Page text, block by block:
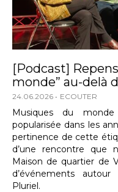
[Podcast]
monde” au-delà
24.06.2026 ECOUTER
Musiques du
popularisée dans les
pertinence de cette
d’une rencontre que
Maison de quartier de
d’événements
Pluriel.